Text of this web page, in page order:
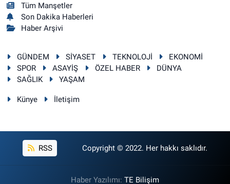
Tüm Manşetler
Son Dakika Haberleri
Haber Arşivi
GÜNDEM SİYASET TEKNOLOJİ
EKONOMİ
SPOR
ASAYİŞ ÖZEL HABER
DÜNYA
SAĞLIK
YAŞAM
Künye İletişim
RSS Copyright © 2022. Her hakkı saklıdır.
Haber Yazılımı: TE Bilişim